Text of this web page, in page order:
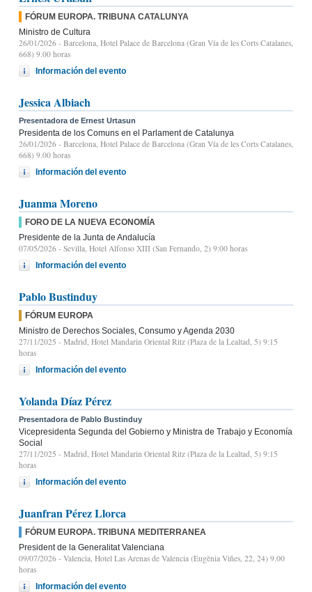
FÓRUM EUROPA. TRIBUNA CATALUNYA
Ministro de Cultura
26/01/2026 - Barcelona, Hotel Palace de Barcelona (Gran Vía de les Corts Catalanes,
668) 9.00 horas
Información del evento
Jessica Albiach
Presentadora de Ernest Urtasun
Presidenta de los Comuns en el Parlament de Catalunya
26/01/2026 - Barcelona, Hotel Palace de Barcelona (Gran Vía de les Corts Catalanes,
668) 9.00 horas
Información del evento
Juanma Moreno
FORO DE LA NUEVA ECONOMÍA
Presidente de la Junta de Andalucía
07/05/2026 - Sevilla, Hotel Alfonso XIII (San Fernando, 2) 9:00 horas
Información del evento
Pablo Bustinduy
FÓRUM EUROPA
Ministro de Derechos Sociales, Consumo y Agenda 2030
27/11/2025 - Madrid, Hotel Mandarin Oriental Ritz (Plaza de la Lealtad, 5) 9:15
horas
Información del evento
Yolanda Díaz Pérez
Presentadora de Pablo Bustinduy
Vicepresidenta Segunda del Gobierno y Ministra de Trabajo y Economía
Social
27/11/2025 - Madrid, Hotel Mandarin Oriental Ritz (Plaza de la Lealtad, 5) 9:15
horas
Información del evento
Juanfran Pérez Llorca
FÓRUM EUROPA. TRIBUNA MEDITERRANEA
President de la Generalitat Valenciana
09/07/2026 - Valencia, Hotel Las Arenas de Valencia (Eugènia Viñes, 22, 24) 9.00
horas
Información del evento